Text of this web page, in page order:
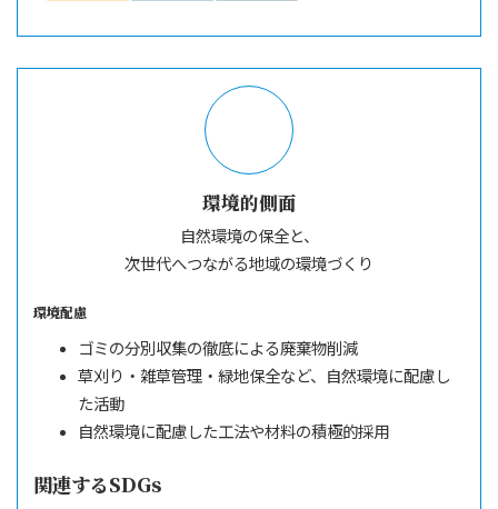
環境的側面
自然環境の保全と、
次世代へつながる地域の環境づくり
環境配慮
ゴミの分別収集の徹底による廃棄物削減
草刈り・雑草管理・緑地保全など、自然環境に配慮し
た活動
自然環境に配慮した工法や材料の積極的採用
関連するSDGs